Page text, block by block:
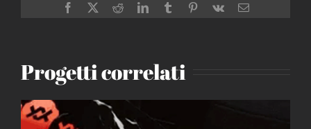
Facebook
X RedditLinkedInTumblrPinterest
Vk Email
Progetti correlati